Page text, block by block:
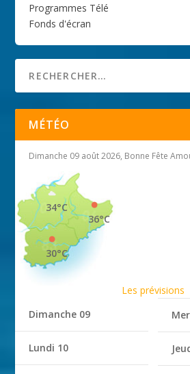
Programmes Télé
Fonds d'écran
MÉTÉO
Dimanche 09 août 2026, Bonne Fête
36°C
34°C
30°C
Les prévisions
Dimanche 09
Lundi 10